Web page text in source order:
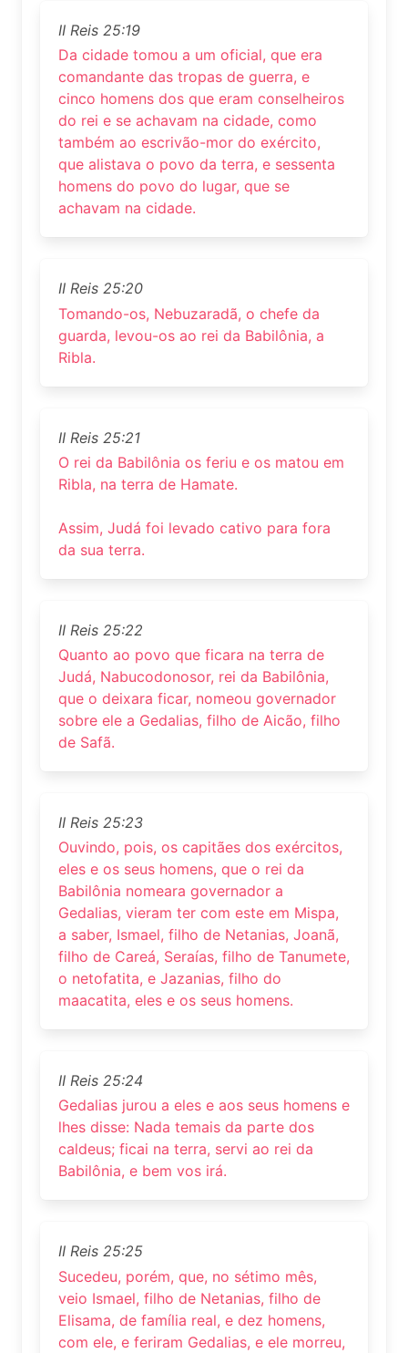
II Reis 25:19
Da cidade tomou a um oficial, que era
comandante das tropas de guerra, e
cinco homens dos que eram conselheiros
do rei e se achavam na cidade, como
também ao escrivão-mor do exército,
que alistava o povo da terra, e sessenta
homens do povo do lugar, que se
achavam na cidade.
II Reis 25:20
Tomando-os, Nebuzaradã, o chefe da
guarda, levou-os ao rei da Babilônia, a
Ribla.
II Reis 25:21
O rei da Babilônia os feriu e os matou em
Ribla, na terra de Hamate.
Assim, Judá foi levado cativo para fora
da sua terra.
II Reis 25:22
Quanto ao povo que ficara na terra de
Judá, Nabucodonosor, rei da Babilônia,
que o deixara ficar, nomeou governador
sobre ele a Gedalias, filho de Aicão, filho
de Safã.
II Reis 25:23
Ouvindo, pois, os capitães dos exércitos,
eles e os seus homens, que o rei da
Babilônia nomeara governador a
Gedalias, vieram ter com este em Mispa,
a saber, Ismael, filho de Netanias, Joanã,
filho de Careá, Seraías, filho de Tanumete,
o netofatita, e Jazanias, filho do
maacatita, eles e os seus homens.
II Reis 25:24
Gedalias jurou a eles e aos seus homens e
lhes disse: Nada temais da parte dos
caldeus; ficai na terra, servi ao rei da
Babilônia, e bem vos irá.
II Reis 25:25
Sucedeu, porém, que, no sétimo mês,
veio Ismael, filho de Netanias, filho de
Elisama, de família real, e dez homens,
com ele, e feriram Gedalias, e ele morreu,